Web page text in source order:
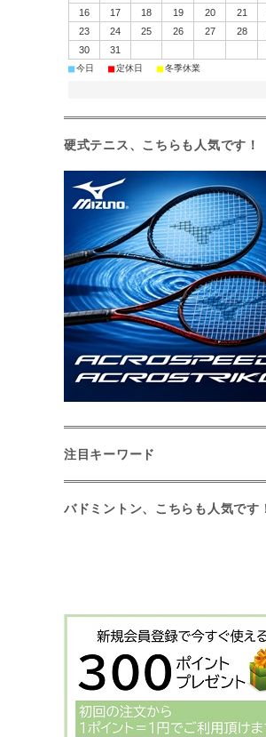
16
17 18 19 20 21
23
24 25 26 27 28
30
31
■今日 ■定休日 ■冬季休業
硬式テニス、こちらも人気です！
注目キーワード
バドミントン、こちらも人気です